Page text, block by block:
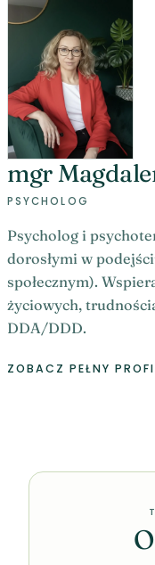
mgr
PSYCHOLOG
Psycholog i
dorosłymi w
społecznym).
życiowych,
DDA/DDD.
ZOBACZ PEŁNY